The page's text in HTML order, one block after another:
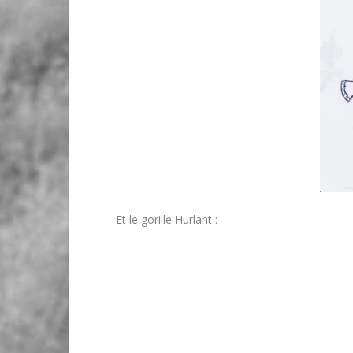
Et le gorille Hurlant :